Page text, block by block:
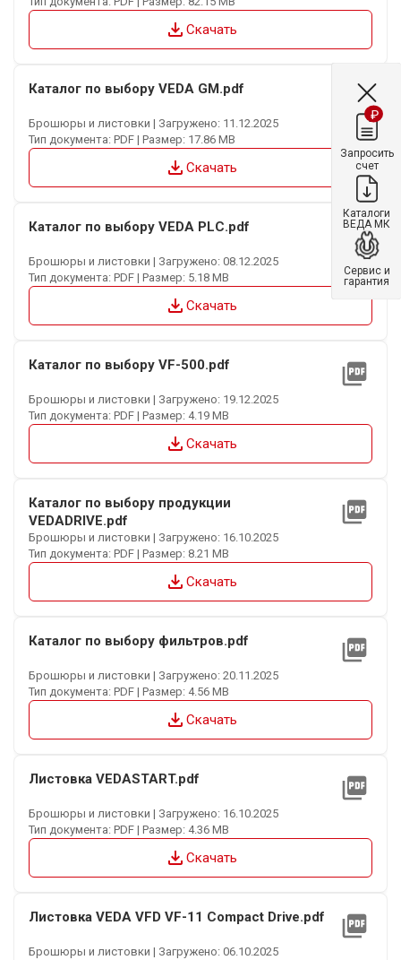
file_download Скачать
Каталог по выбору VEDA GM.pdf picture_as_pdf
Брошюры и листовки | Загружено: 11.12.2025
Тип документа: PDF | Размер: 17.86 MB
file_download Скачать
Каталог по выбору VEDA PLC.pdf picture_as_pdf
Брошюры и листовки | Загружено: 08.12.2025
Тип документа: PDF | Размер: 5.18 MB
file_download Скачать
Каталог по выбору VF-500.pdf picture_as_pdf
Брошюры и листовки | Загружено: 19.12.2025
Тип документа: PDF | Размер: 4.19 MB
file_download Скачать
Каталог по выбору продукции
VEDADRIVE.pdf
picture_as_pdf
Брошюры и листовки | Загружено: 16.10.2025
Тип документа: PDF | Размер: 8.21 MB
file_download Скачать
Каталог по выбору фильтров.pdf picture_as_pdf
Брошюры и листовки | Загружено: 20.11.2025
Тип документа: PDF | Размер: 4.56 MB
file_download Скачать
Листовка VEDASTART.pdf picture_as_pdf
Брошюры и листовки | Загружено: 16.10.2025
Тип документа: PDF | Размер: 4.36 MB
file_download Скачать
Листовка VEDA VFD VF-11 Compact Drive.pdf picture_as_pdf
Брошюры и листовки | Загружено: 06.10.2025
₽
Запросить
счет
Каталоги
ВЕДА МК
Сервис и
гарантия